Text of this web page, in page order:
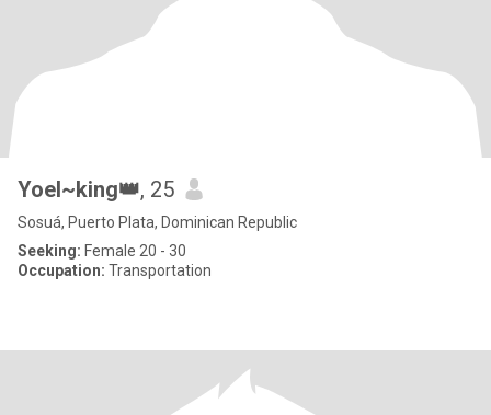
Yoel~king👑, 25
Sosuá, Puerto Plata, Dominican Republic
Seeking: Female 20 - 30
Occupation: Transportation